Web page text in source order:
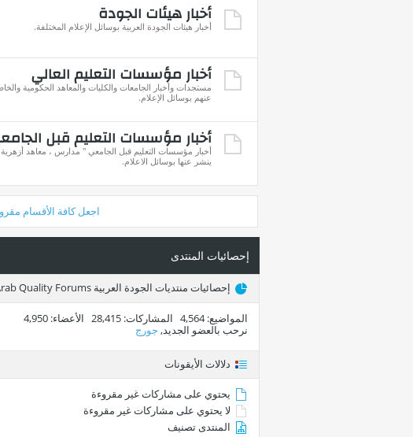
أخبار هيئات الجودة
أخبار هيئات الجودة العربية بوسائل الإعلام المختلفة.
أخبار مؤسسات التعليم العالي
مستجدات وأخبار الجامعات والكليات والمعاهد الحكومية
عنهم بوسائل الإعلام.
أخبار مؤسسات التعليم قبل
أخبار مؤسسات التعليم قبل الجامعي " مدارس ، معاهد
ينشر عنها بوسائل الاعلام.
اجعل كافة الأقسام
إحصائيات المنتدى
إحصائيات منتديات الجودة العربية Arab Quality Forums
المواضيع 4,564 المشاركات 28,415 الأعضاء 4,950
نرحب بالعضو الجديد, جورج
دلالات الأيقونات
يحتوي على مشاركات غير مقروءة
لا يحتوي على مشاركات غير مقروءة
المنتدى تصنيف